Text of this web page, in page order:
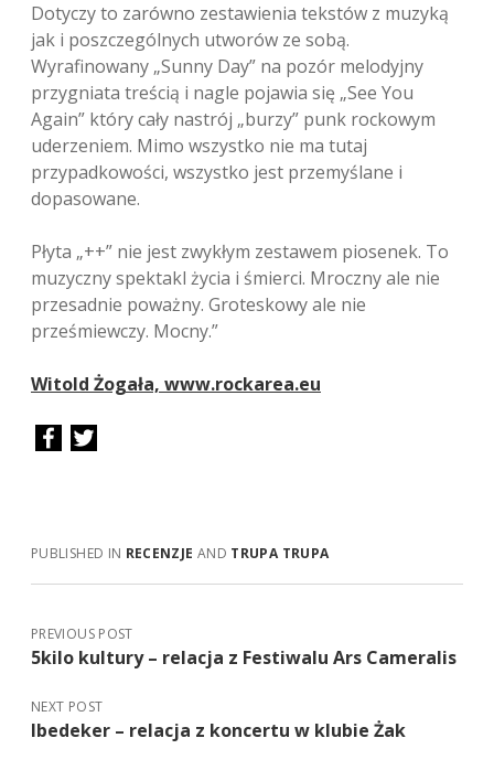
Dotyczy to zarówno zestawienia tekstów z muzyką
jak i poszczególnych utworów ze sobą.
Wyrafinowany „Sunny Day” na pozór melodyjny
przygniata treścią i nagle pojawia się „See You
Again” który cały nastrój „burzy” punk rockowym
uderzeniem. Mimo wszystko nie ma tutaj
przypadkowości, wszystko jest przemyślane i
dopasowane.
Płyta „++” nie jest zwykłym zestawem piosenek. To
muzyczny spektakl życia i śmierci. Mroczny ale nie
przesadnie poważny. Groteskowy ale nie
prześmiewczy. Mocny.”
Witold Żogała, www.rockarea.eu
PUBLISHED IN RECENZJE AND TRUPA TRUPA
PREVIOUS POST
5kilo kultury – relacja z Festiwalu Ars Cameralis
NEXT POST
Ibedeker – relacja z koncertu w klubie Żak